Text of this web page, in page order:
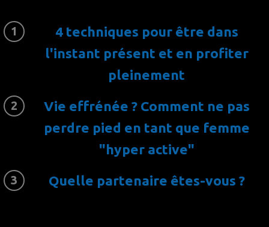
4 techniques pour être dans
l'instant présent et en profiter
pleinement
Vie effrénée ? Comment ne pas
perdre pied en tant que femme
"hyper active"
Quelle partenaire êtes-vous ?